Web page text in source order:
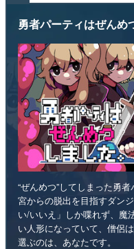
勇者パーティはぜんめ
“ぜんめつ”してしまった勇
宮からの脱出を目指すダン
い/いいえ」しか喋れず、魔
い人形になっていて、僧侶
選ぶのは、あなたです。